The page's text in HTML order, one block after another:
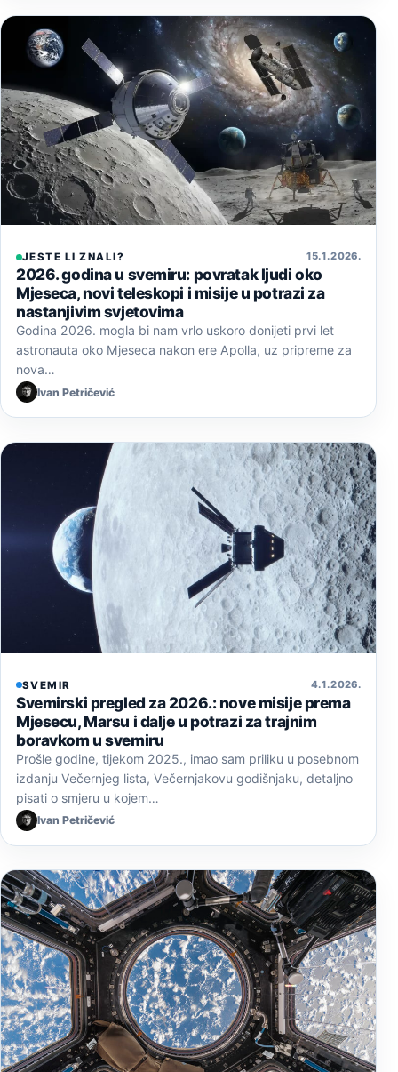
JESTE LI ZNALI? 15. 1. 2026.
2026. godina u svemiru: povratak ljudi oko
Mjeseca, novi teleskopi i misije u potrazi za
nastanjivim svjetovima
Godina 2026. mogla bi nam vrlo uskoro donijeti prvi let
astronauta oko Mjeseca nakon ere Apolla, uz pripreme za
nova…
Ivan Petričević
SVEMIR 4. 1. 2026.
Svemirski pregled za 2026.: nove misije prema
Mjesecu, Marsu i dalje u potrazi za trajnim
boravkom u svemiru
Prošle godine, tijekom 2025., imao sam priliku u posebnom
izdanju Večernjeg lista, Večernjakovu godišnjaku, detaljno
pisati o smjeru u kojem…
Ivan Petričević